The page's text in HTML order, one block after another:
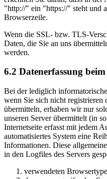
"http://" ein "https://" steht und
Browserzeile.
Wenn die SSL- bzw. TLS-
Daten, die Sie an uns
werden.
6.2 Datenerfassung
Bei der lediglich
wenn Sie sich nicht registrieren
übermitteln, erhaben wir nur
unseren Server übermittelt (in
Internetseite erfasst mit jedem
automatisiertes System eine
Informationen. Diese
in den Logfiles des Servers
verwendeten